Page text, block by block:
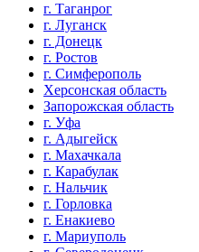
г. Таганрог
г. Луганск
г. Донецк
г. Ростов
г. Симферополь
Херсонская область
Запорожская область
г. Уфа
г. Адыгейск
г. Махачкала
г. Карабулак
г. Нальчик
г. Горловка
г. Енакиево
г. Мариуполь